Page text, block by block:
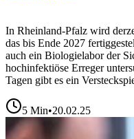
In Rheinland-Pfalz wird
das bis Ende 2027
auch ein Biologielabor der
hochinfektiöse Erreger
Tagen gibt es ein
5 Min•20.02.25